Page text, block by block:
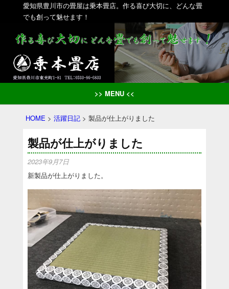
愛知県豊川市の畳屋は乗本畳店。作る喜び大切に、どんな畳
でも創って魅せます！
>> MENU <<
HOME > 活躍日記> 製品が仕上がりました
製品が仕上がりました
2023年9月7日
新製品が仕上がりました。